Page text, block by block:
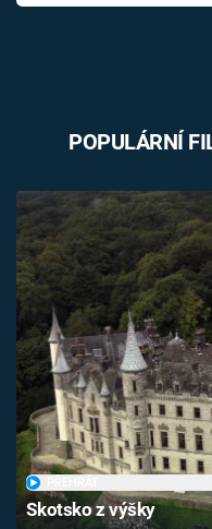
POPULÁRNÍ
Skotsko z výšky